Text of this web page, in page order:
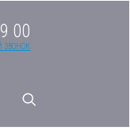
00
ЗВОНОК